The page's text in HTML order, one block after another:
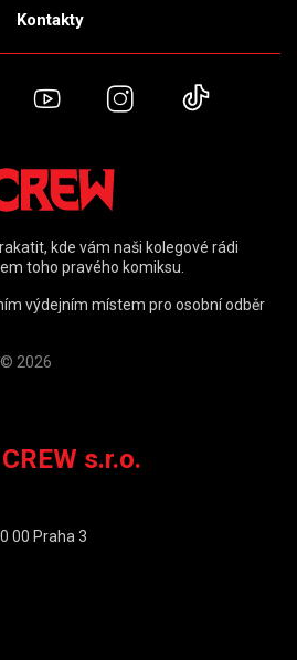
Kontakty
stránky
FacebookYouTubeInstagram
kde vám naši kolegové rádi
toho pravého komiksu.
výdejním místem pro osobní odběr
© 2026
s.r.o.
00 Praha 3